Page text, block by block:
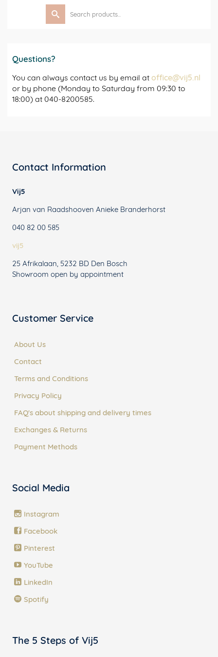
Search
for:
Questions?
You can always contact us by email at office@vij5.nl
or by phone (Monday to Saturday from 09:30 to
18:00) at 040-8200585.
Contact Information
Vij5
Arjan van Raadshooven Anieke Branderhorst
040 82 00 585
vij5
25 Afrikalaan, 5232 BD Den Bosch
Showroom open by appointment
Customer Service
About Us
Contact
Terms and Conditions
Privacy Policy
FAQ's about shipping and delivery times
Exchanges & Returns
Payment Methods
Social Media
Instagram
Facebook
Pinterest
YouTube
LinkedIn
Spotify
The 5 Steps of Vij5